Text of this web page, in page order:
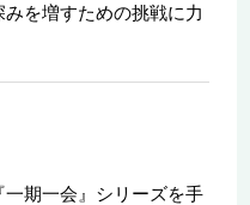
を増すための挑戦に力
期一会』シリーズを手